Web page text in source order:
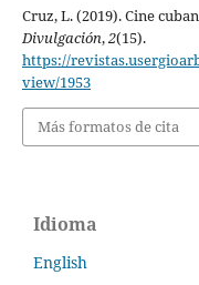
Cruz, L. (2019). Cine
Divulgación,2(15).
https://
view/1953
Más formatos de cita
Idioma
English